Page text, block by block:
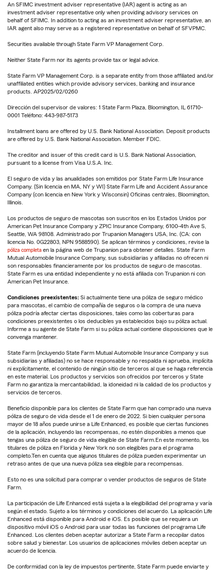
An SFIMC investment adviser representative (IAR) agent is acting as an
investment adviser representative only when providing advisory services on
behalf of SFIMC. In addition to acting as an investment adviser representative, an
IAR agent also may serve as a registered representative on behalf of SFVPMC.
Securities available through State Farm VP Management Corp.
Neither State Farm nor its agents provide tax or legal advice.
State Farm VP Management Corp. is a separate entity from those affiliated and/or
unaffiliated entities which provide advisory services, banking and insurance
products. AP2025/02/0260
Dirección del supervisor de valores: 1 State Farm Plaza, Bloomington, IL 61710-
0001 Teléfono: 443-987-5173
Installment loans are offered by U.S. Bank National Association. Deposit products
are offered by U.S. Bank National Association. Member FDIC.
The creditor and issuer of this credit card is U.S. Bank National Association,
pursuant to a license from Visa U.S.A. Inc.
El seguro de vida y las anualidades son emitidos por State Farm Life Insurance
Company. (Sin licencia en MA, NY y WI) State Farm Life and Accident Assurance
Company (con licencia en New York y Wisconsin) Oficinas centrales, Bloomington,
Illinois.
Los productos de seguro de mascotas son suscritos en los Estados Unidos por
American Pet Insurance Company y ZPIC Insurance Company, 6100-4th Ave S,
Seattle, WA 98108. Administrado por Trupanion Managers USA, Inc. (CA: con
licencia No. 0G22803, NPN 9588590). Se aplican términos y condiciones, revise la
póliza completa en la página web de Trupanion para obtener detalles. State Farm
Mutual Automobile Insurance Company, sus subsidiarias y afiliadas no ofrecen ni
son responsables financieramente por los productos de seguro de mascotas.
State Farm es una entidad independiente y no está afiliada con Trupanion ni con
American Pet Insurance.
Condiciones preexistentes: Si actualmente tiene una póliza de seguro médico
para mascotas, el cambio de compañía de seguros o la compra de una nueva
póliza podría afectar ciertas disposiciones, tales como las coberturas para
condiciones preexistentes o los deducibles ya establecidos bajo su póliza actual.
Informe a su agente de State Farm si su póliza actual contiene disposiciones que le
convenga mantener.
State Farm (incluyendo State Farm Mutual Automobile Insurance Company y sus
subsidiarias y afiliadas) no se hace responsable y no respalda ni aprueba, implícita
ni explícitamente, el contenido de ningún sitio de terceros al que se haga referencia
en este material. Los productos y servicios son ofrecidos por terceros y State
Farm no garantiza la mercantabilidad, la idoneidad ni la calidad de los productos y
servicios de terceros.
Beneficio disponible para los clientes de State Farm que han comprado una nueva
póliza de seguro de vida desde el 1 de enero de 2022. Si bien cualquier persona
mayor de 18 años puede unirse a Life Enhanced, es posible que ciertas funciones
de la aplicación, incluyendo las recompensas, no estén disponibles a menos que
tengas una póliza de seguro de vida elegible de State Farm.En este momento, los
titulares de póliza en Florida y New York no son elegibles para el programa
completo.Ten en cuenta que algunos titulares de póliza pueden experimentar un
retraso antes de que una nueva póliza sea elegible para recompensas.
Esto no es una solicitud para comprar o vender productos de seguros de State
Farm.
La participación de Life Enhanced está sujeta a la elegibilidad del programa y varía
según el estado. Sujeto a los términos y condiciones del acuerdo. La aplicación Life
Enhanced está disponible para Android e iOS. Es posible que se requiera un
dispositivo móvil iOS o Android para usar todas las funciones del programa Life
Enhanced. Los clientes deben aceptar autorizar a State Farm a recopilar datos
sobre salud y bienestar. Los usuarios de aplicaciones móviles deben aceptar un
acuerdo de licencia.
De conformidad con la ley de impuestos pertinente, State Farm puede enviarte y